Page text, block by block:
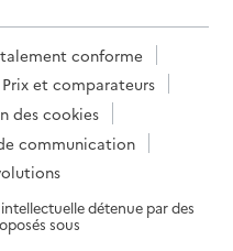
conforme
Prix et comparateurs
des cookies
communication
détenue par des
sous